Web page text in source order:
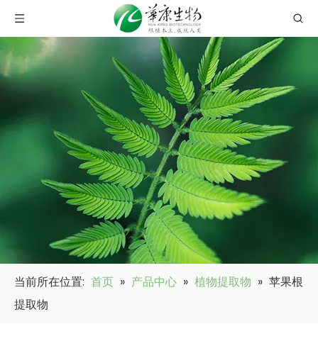
当前所在位置: 首页 » 产品中心 » 植物提取物 » 苹果根
提取物